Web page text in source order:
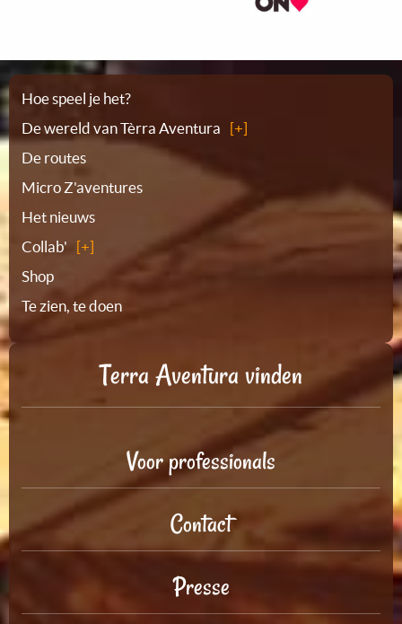
Plattegrond
Hoe speel je het?
De wereld van Tèrra Aventura
De routes
Micro Z'aventures
Het nieuws
Collab'
Shop
Te zien, te doen
Terra Aventura vinden
Voor professionals
Contact
Presse